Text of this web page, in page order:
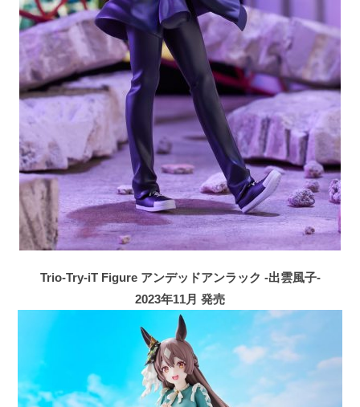
Trio-Try-iT Figure アンデッドアンラック -出雲風子-
2023年11月 発売